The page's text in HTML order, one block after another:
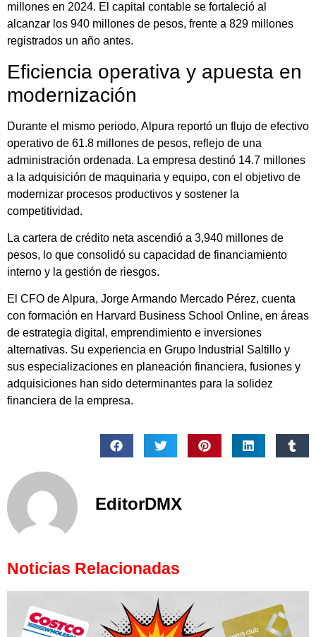
millones en 2024. El capital contable se fortaleció al
alcanzar los 940 millones de pesos, frente a 829 millones
registrados un año antes.
Eficiencia operativa y apuesta en
modernización
Durante el mismo periodo, Alpura reportó un flujo de efectivo
operativo de 61.8 millones de pesos, reflejo de una
administración ordenada. La empresa destinó 14.7 millones
a la adquisición de maquinaria y equipo, con el objetivo de
modernizar procesos productivos y sostener la
competitividad.
La cartera de crédito neta ascendió a 3,940 millones de
pesos, lo que consolidó su capacidad de financiamiento
interno y la gestión de riesgos.
El CFO de Alpura, Jorge Armando Mercado Pérez, cuenta
con formación en Harvard Business School Online, en áreas
de estrategia digital, emprendimiento e inversiones
alternativas. Su experiencia en Grupo Industrial Saltillo y
sus especializaciones en planeación financiera, fusiones y
adquisiciones han sido determinantes para la solidez
financiera de la empresa.
EditorDMX
Noticias Relacionadas